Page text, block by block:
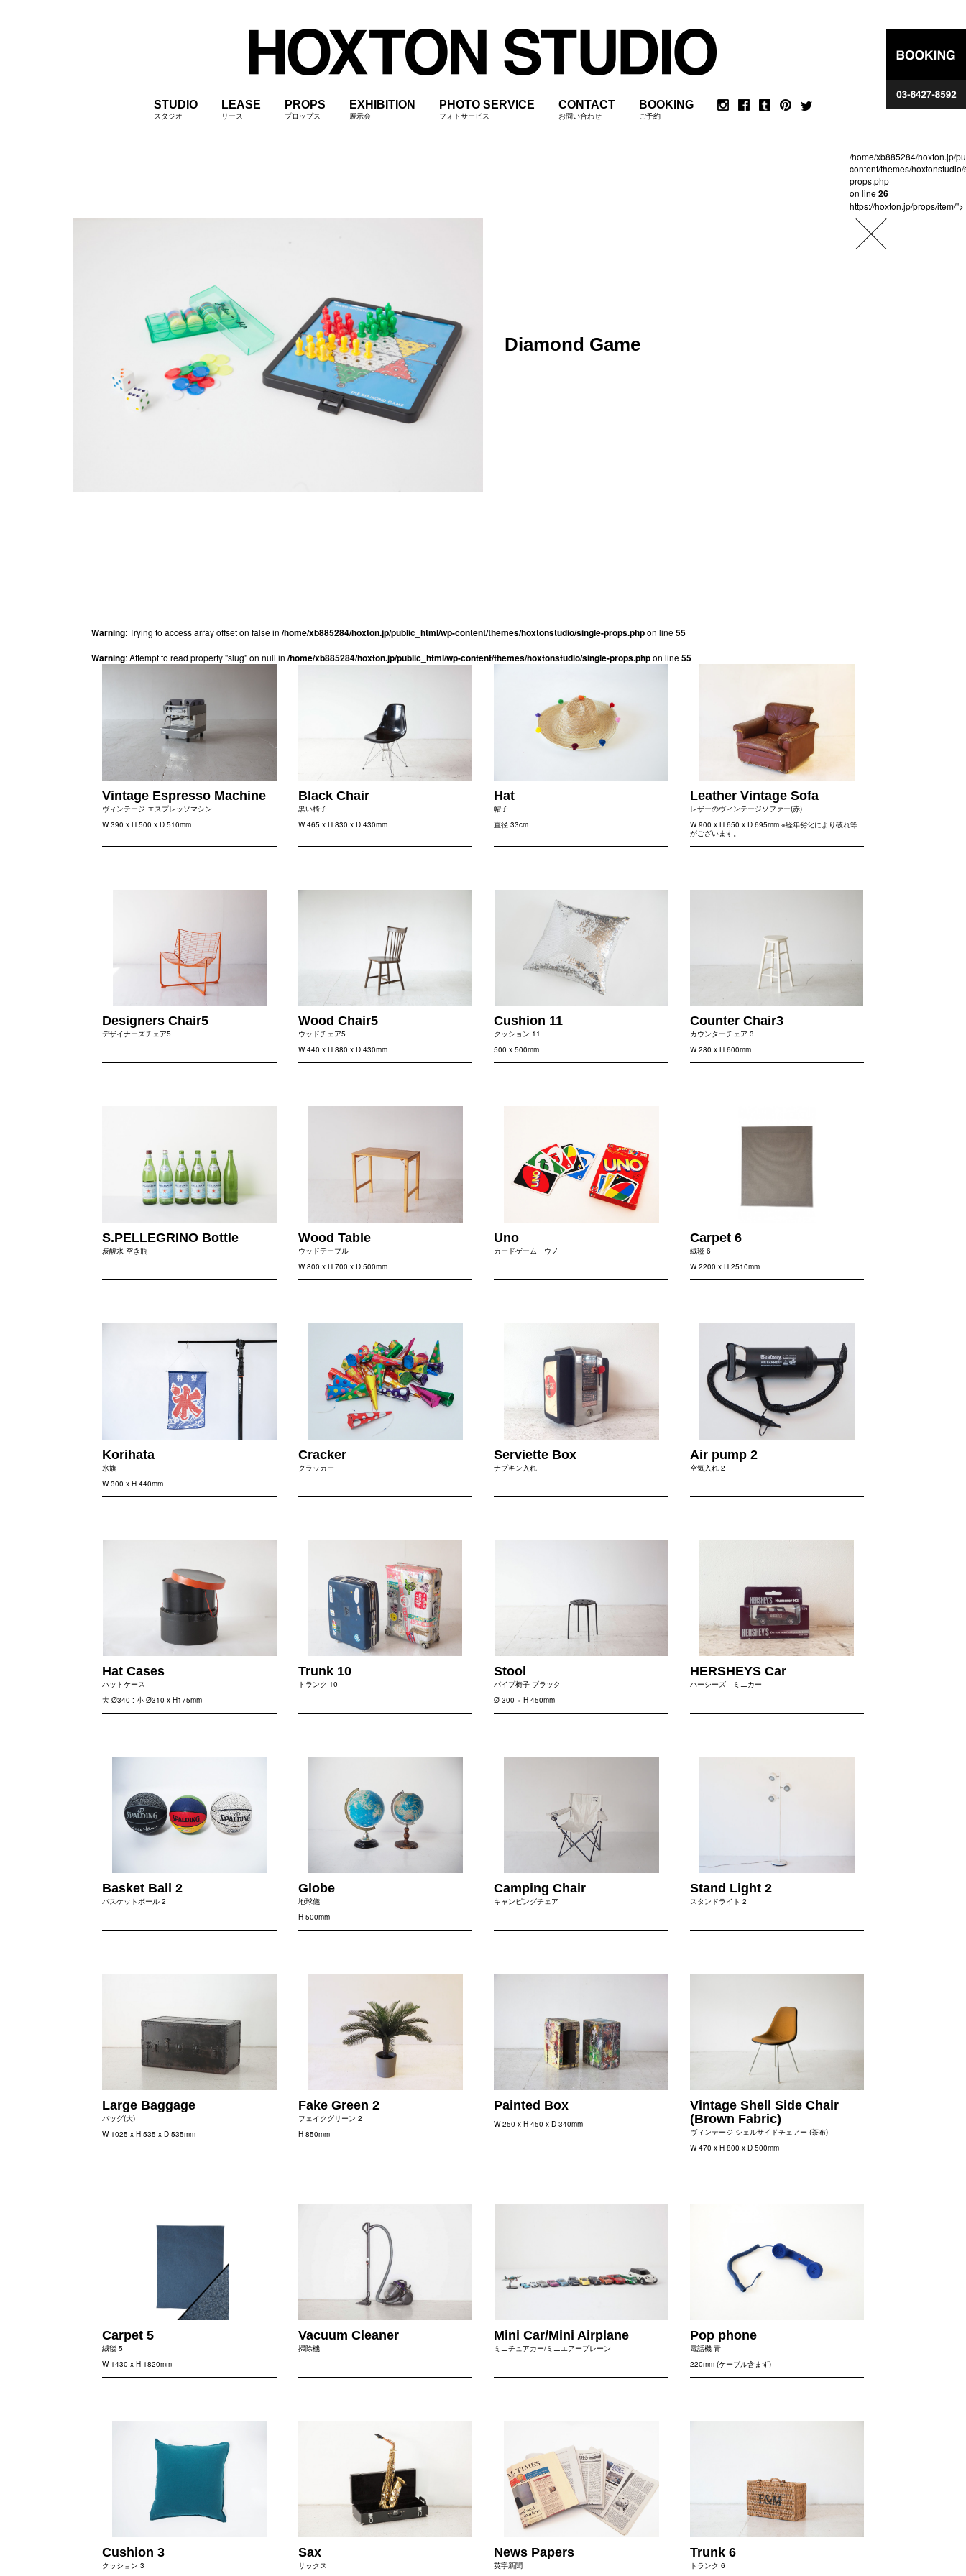
STUDIO
スタジオ
LEASE
リース
PROPS
プロップス
EXHIBITION
展示会
PHOTO SERVICE
フォトサービス
CONTACT
お問い合わせ
BOOKING
ご予約
Diamond Game
/home/xb885284/hoxton.jp/
content/themes/
props.php
on line26
https://hoxton.jp/props/item/">
Warning: Trying to access array offset on false in /home/xb885284/hoxton.jp/public_html/wp-content/themes/hoxtonstudio/single-props.phpon line55
Warning: Attempt to read property "slug" on null in /home/xb885284/hoxton.jp/public_html/wp-content/themes/hoxtonstudio/single-props.phpon line55
Vintage Espresso Machine
ヴィンテージ エスプレッソマシン
W 390 x H 500 x D 510mm
Black Chair
黒い椅子
W 465 x H 830 x D 430mm
Hat
帽子
直径 33cm
Leather Vintage Sofa
レザーのヴィンテージソファー(赤)
W 900 x H 650 x D 695mm ※経年劣化により破れ等
がございます。
Designers Chair5
デザイナーズチェア5
Wood Chair5
ウッドチェア5
W 440 x H 880 x D 430mm
Cushion 11
クッション 11
500 x 500mm
Counter Chair3
カウンターチェア 3
W 280 x H 600mm
S.PELLEGRINO Bottle
炭酸水 空き瓶
Wood Table
ウッドテーブル
W 800 x H 700 x D 500mm
Uno
カードゲーム ウノ
Carpet 6
絨毯 6
W 2200 x H 2510mm
Korihata
氷旗
W 300 x H 440mm
Cracker
クラッカー
Serviette Box
ナプキン入れ
Air pump 2
空気入れ 2
Hat Cases
ハットケース
大 Ø340 : 小 Ø310 x H175mm
Trunk 10
トランク 10
Stool
パイプ椅子 ブラック
Ø 300 × H 450mm
HERSHEYS Car
ハーシーズ ミニカー
Basket Ball 2
バスケットボール 2
Globe
地球儀
H 500mm
Camping Chair
キャンピングチェア
Stand Light 2
スタンドライト 2
Large Baggage
バッグ(大)
W 1025 x H 535 x D 535mm
Fake Green 2
フェイクグリーン 2
H 850mm
Painted Box
W 250 x H 450 x D 340mm
Vintage Shell Side Chair
(Brown Fabric)
ヴィンテージ シェルサイドチェアー (茶布)
W 470 x H 800 x D 500mm
Carpet 5
絨毯 5
W 1430 x H 1820mm
Vacuum Cleaner
掃除機
Mini Car/Mini Airplane
ミニチュアカー/ミニエアープレーン
Pop phone
電話機 青
220mm (ケーブル含まず)
Cushion 3
クッション 3
Sax
サックス
News Papers
英字新聞
Trunk 6
トランク 6